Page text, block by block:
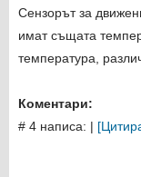
Сензорът за
имат същата
температура,
Коментари:
# 4 написа: |